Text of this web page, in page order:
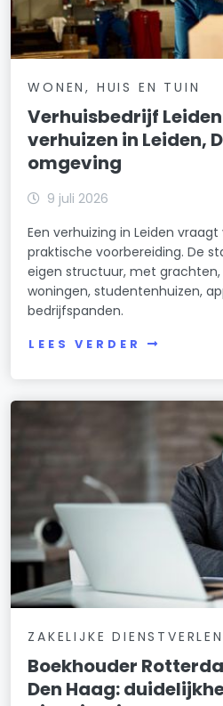
WONEN, HUIS EN TUIN
Verhuisbedrijf
verhuizen in Leiden,
omgeving
9 juli 2026
Een verhuizing in Leiden
praktische voorbereiding. De
eigen structuur, met
woningen, studentenhuizen,
bedrijfspanden.
LEES VERDER
ZAKELIJKE
Boekhouder
Den Haag: